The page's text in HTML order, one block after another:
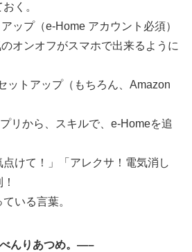
く。
ップ（e-Home アカウント必須）
オンオフがスマホで出来るように
ットアップ（もちろん、Amazon
リから、スキルで、e-Homeを追
点けて！」「アレクサ！電気消し
いる言葉。
んりあつめ。—–